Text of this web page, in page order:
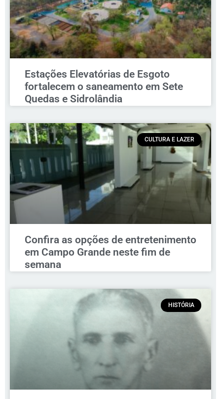
Estações Elevatórias de Esgoto
fortalecem o saneamento em Sete
Quedas e Sidrolândia
CULTURA E LAZER
Confira as opções de entretenimento
em Campo Grande neste fim de
semana
HISTÓRIA